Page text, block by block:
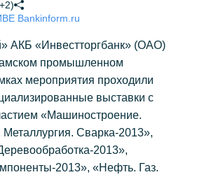
Bankinform.ru
АКБ «Инвестторгбанк» (ОАО)
промышленном
мероприятия проходили
выставки с
«Машиностроение.
Металлургия. Сварка-2013»,
2013»,
2013», «Нефть. Газ.